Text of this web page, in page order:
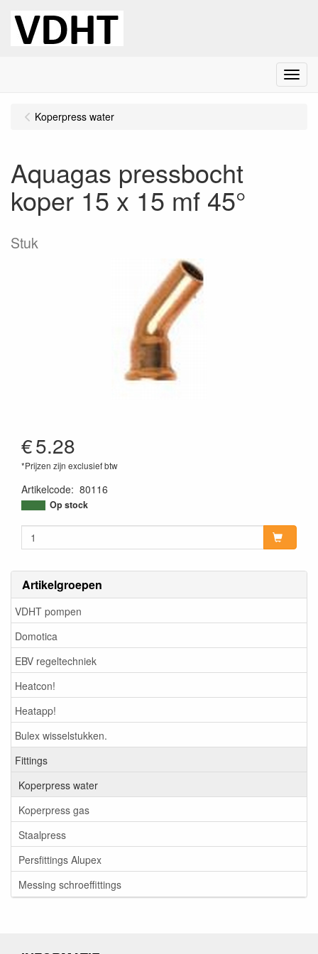
Menu
Artikelgroepen
VDHT pompen
Domotica
EBV regeltechniek
Heatcon!
Heatapp!
Bulex wisselstukken.
Fittings
Koperpress water
Koperpress gas
Staalpress
Persfittings Alupex
Messing schroeffittings
Koperpress water
Aquagas pressbocht
koper 15 x 15 mf 45°
Stuk
€5.28
*Prijzen zijn exclusief btw
Artikelcode: 80116
Op stock